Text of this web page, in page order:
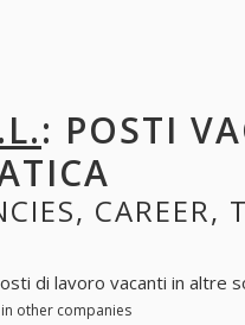
: POSTI
CAREER,
di lavoro vacanti in altre
in other companies